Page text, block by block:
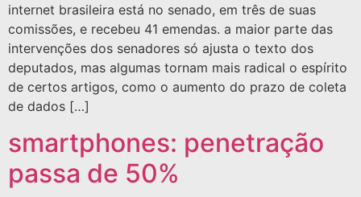
internet brasileira está no senado, em três de suas
comissões, e recebeu 41 emendas. a maior parte das
intervenções dos senadores só ajusta o texto dos
deputados, mas algumas tornam mais radical o espírito
de certos artigos, como o aumento do prazo de coleta
de dados […]
smartphones: penetração
passa de 50%